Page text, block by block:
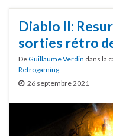
Diablo II:
sorties rétro
DeGuillaume Verdin dans la
Retrogaming
26 septembre 2021